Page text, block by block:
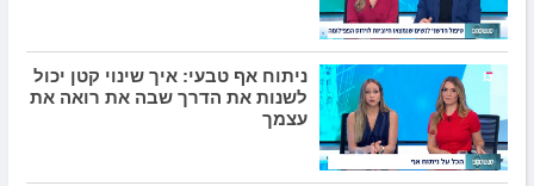
ניתוח אף טבעי: איך שינוי קטן יכול
לשנות את הדרך שבה את רואה את
עצמך